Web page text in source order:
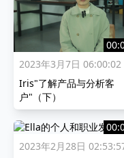
2023年3月7日 06:00:02
Iris"了解产品与分析客
户"（下）
2023年2月28日